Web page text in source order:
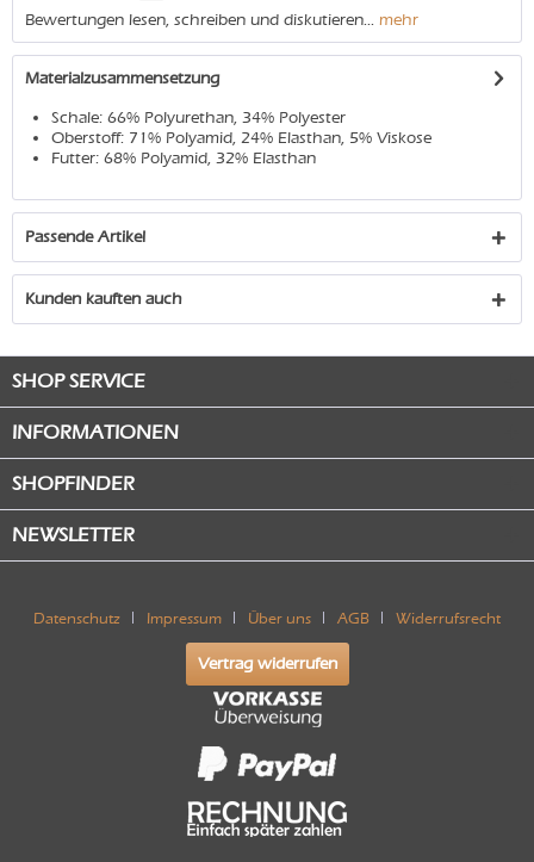
Bewertungen lesen, schreiben und diskutieren... mehr
Materialzusammensetzung
Schale: 66% Polyurethan, 34% Polyester
Oberstoff: 71% Polyamid, 24% Elasthan, 5% Viskose
Futter: 68% Polyamid, 32% Elasthan
Passende Artikel
Kunden kauften auch
SHOP SERVICE
INFORMATIONEN
SHOPFINDER
NEWSLETTER
Datenschutz Impressum Über uns AGB Widerrufsrecht
Vertrag widerrufen